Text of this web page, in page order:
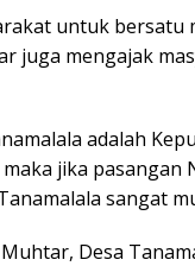
untuk
juga mengajak
adalah
jika
sangat
Desa